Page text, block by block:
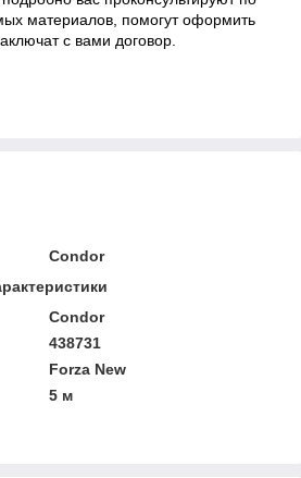
материалов, помогут оформить
с вами договор.
Condor
Condor
438731
Forza New
5 м